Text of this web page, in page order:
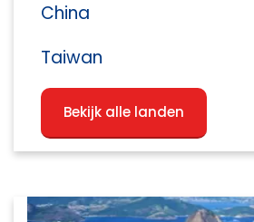
China
Taiwan
Bekijk alle landen